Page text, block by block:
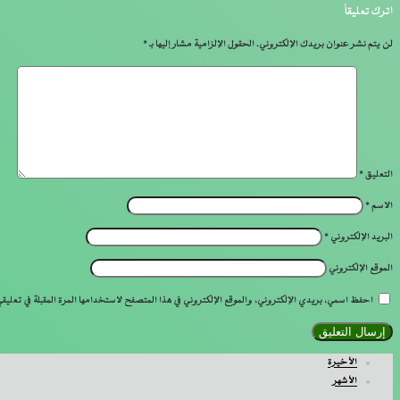
اترك تعليقاً
لن يتم نشر عنوان بريدك الإلكتروني.الحقول الإلزامية مشار إليها بـ*
التعليق*
الاسم*
البريد الإلكتروني *
الموقع الإلكتروني
احفظ اسمي، بريدي الإلكتروني، والموقع الإلكتروني في هذا المتصفح لاستخدامها المرة المقبلة في
الأخيرة
الأشهر